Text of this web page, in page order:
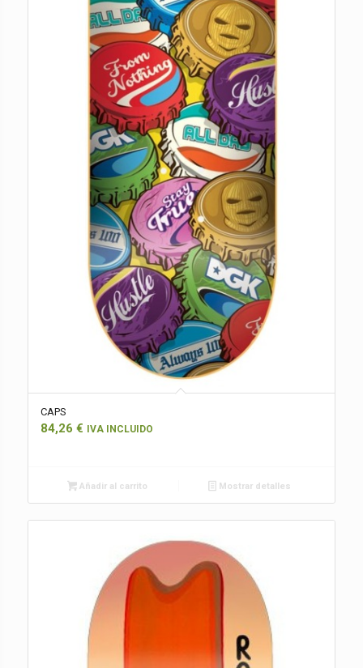
CAPS
84,26 € IVA INCLUIDO
Añadir al carrito Mostrar detalles